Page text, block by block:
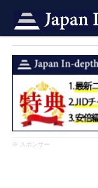
※ スポンサー